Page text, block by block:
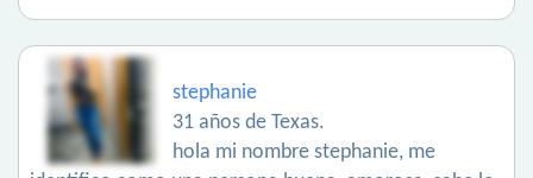
stephanie
31 años de Texas.
hola mi nombre stephanie, me